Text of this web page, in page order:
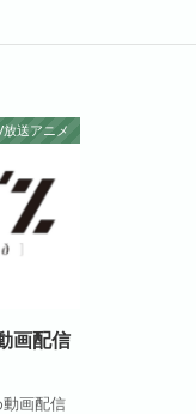
放送アニメ
画配信
画配信